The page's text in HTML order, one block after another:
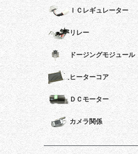
ＩＣレギュレーター
リレー
ドージングモジュール
ヒーターコア
ＤＣモーター
カメラ関係